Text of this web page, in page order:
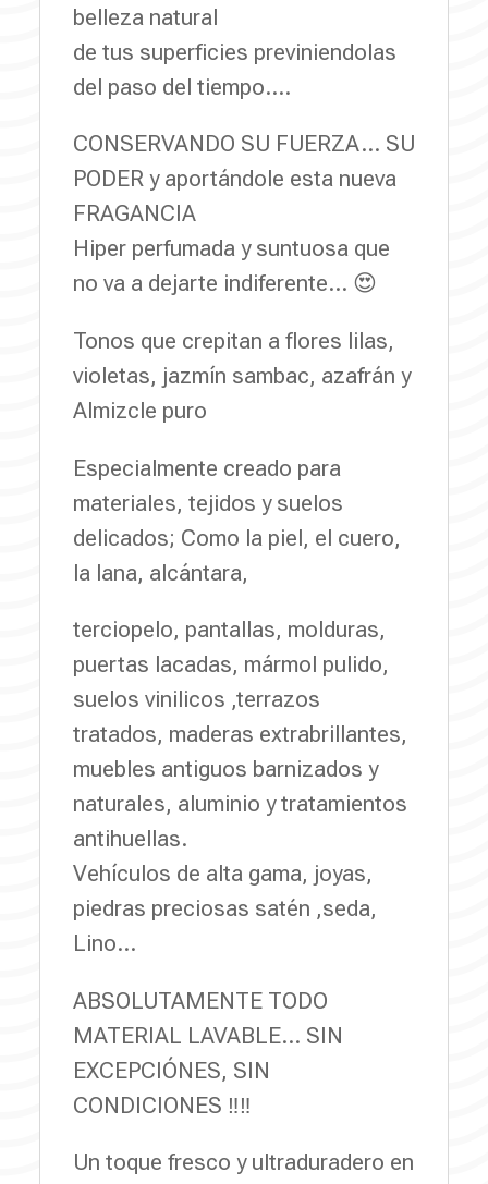
belleza natural
de tus superficies previniendolas
del paso del tiempo….
CONSERVANDO SU FUERZA… SU
PODER y aportándole esta nueva
FRAGANCIA
Hiper perfumada y suntuosa que
no va a dejarte indiferente… 😍
Tonos que crepitan a flores lilas,
violetas, jazmín sambac, azafrán y
Almizcle puro
Especialmente creado para
materiales, tejidos y suelos
delicados; Como la piel, el cuero,
la lana, alcántara,
terciopelo, pantallas, molduras,
puertas lacadas, mármol pulido,
suelos vinilicos ,terrazos
tratados, maderas extrabrillantes,
muebles antiguos barnizados y
naturales, aluminio y tratamientos
antihuellas.
Vehículos de alta gama, joyas,
piedras preciosas satén ,seda,
Lino…
ABSOLUTAMENTE TODO
MATERIAL LAVABLE… SIN
EXCEPCIÓNES, SIN
CONDICIONES ‼‼
Un toque fresco y ultraduradero en